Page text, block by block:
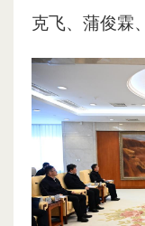
克飞、蒲俊霖